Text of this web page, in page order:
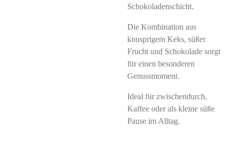
Schokoladenschicht.
Die Kombination aus
knusprigem Keks, süßer
Frucht und Schokolade sorgt
für einen besonderen
Genussmoment.
Ideal für zwischendurch,
Kaffee oder als kleine süße
Pause im Alltag.